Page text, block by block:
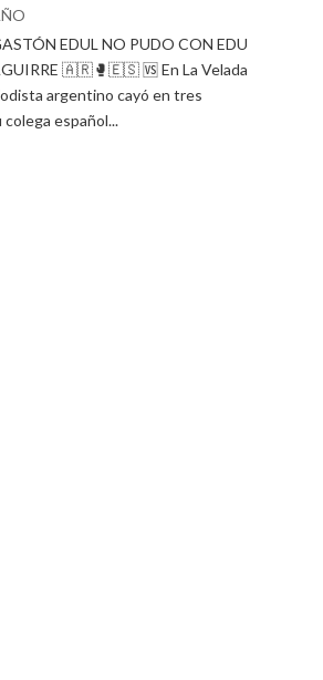
EDUL NO PUDO CON EDU
🇦🇷🥊🇪🇸 🆚 En La Velada
argentino cayó en tres
español...